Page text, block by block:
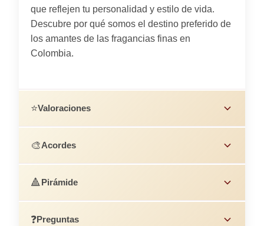
que reflejen tu personalidad y estilo de vida.
Descubre por qué somos el destino preferido de
los amantes de las fragancias finas en
Colombia.
⭐Valoraciones
🎨Acordes
🔺Pirámide
❓Preguntas